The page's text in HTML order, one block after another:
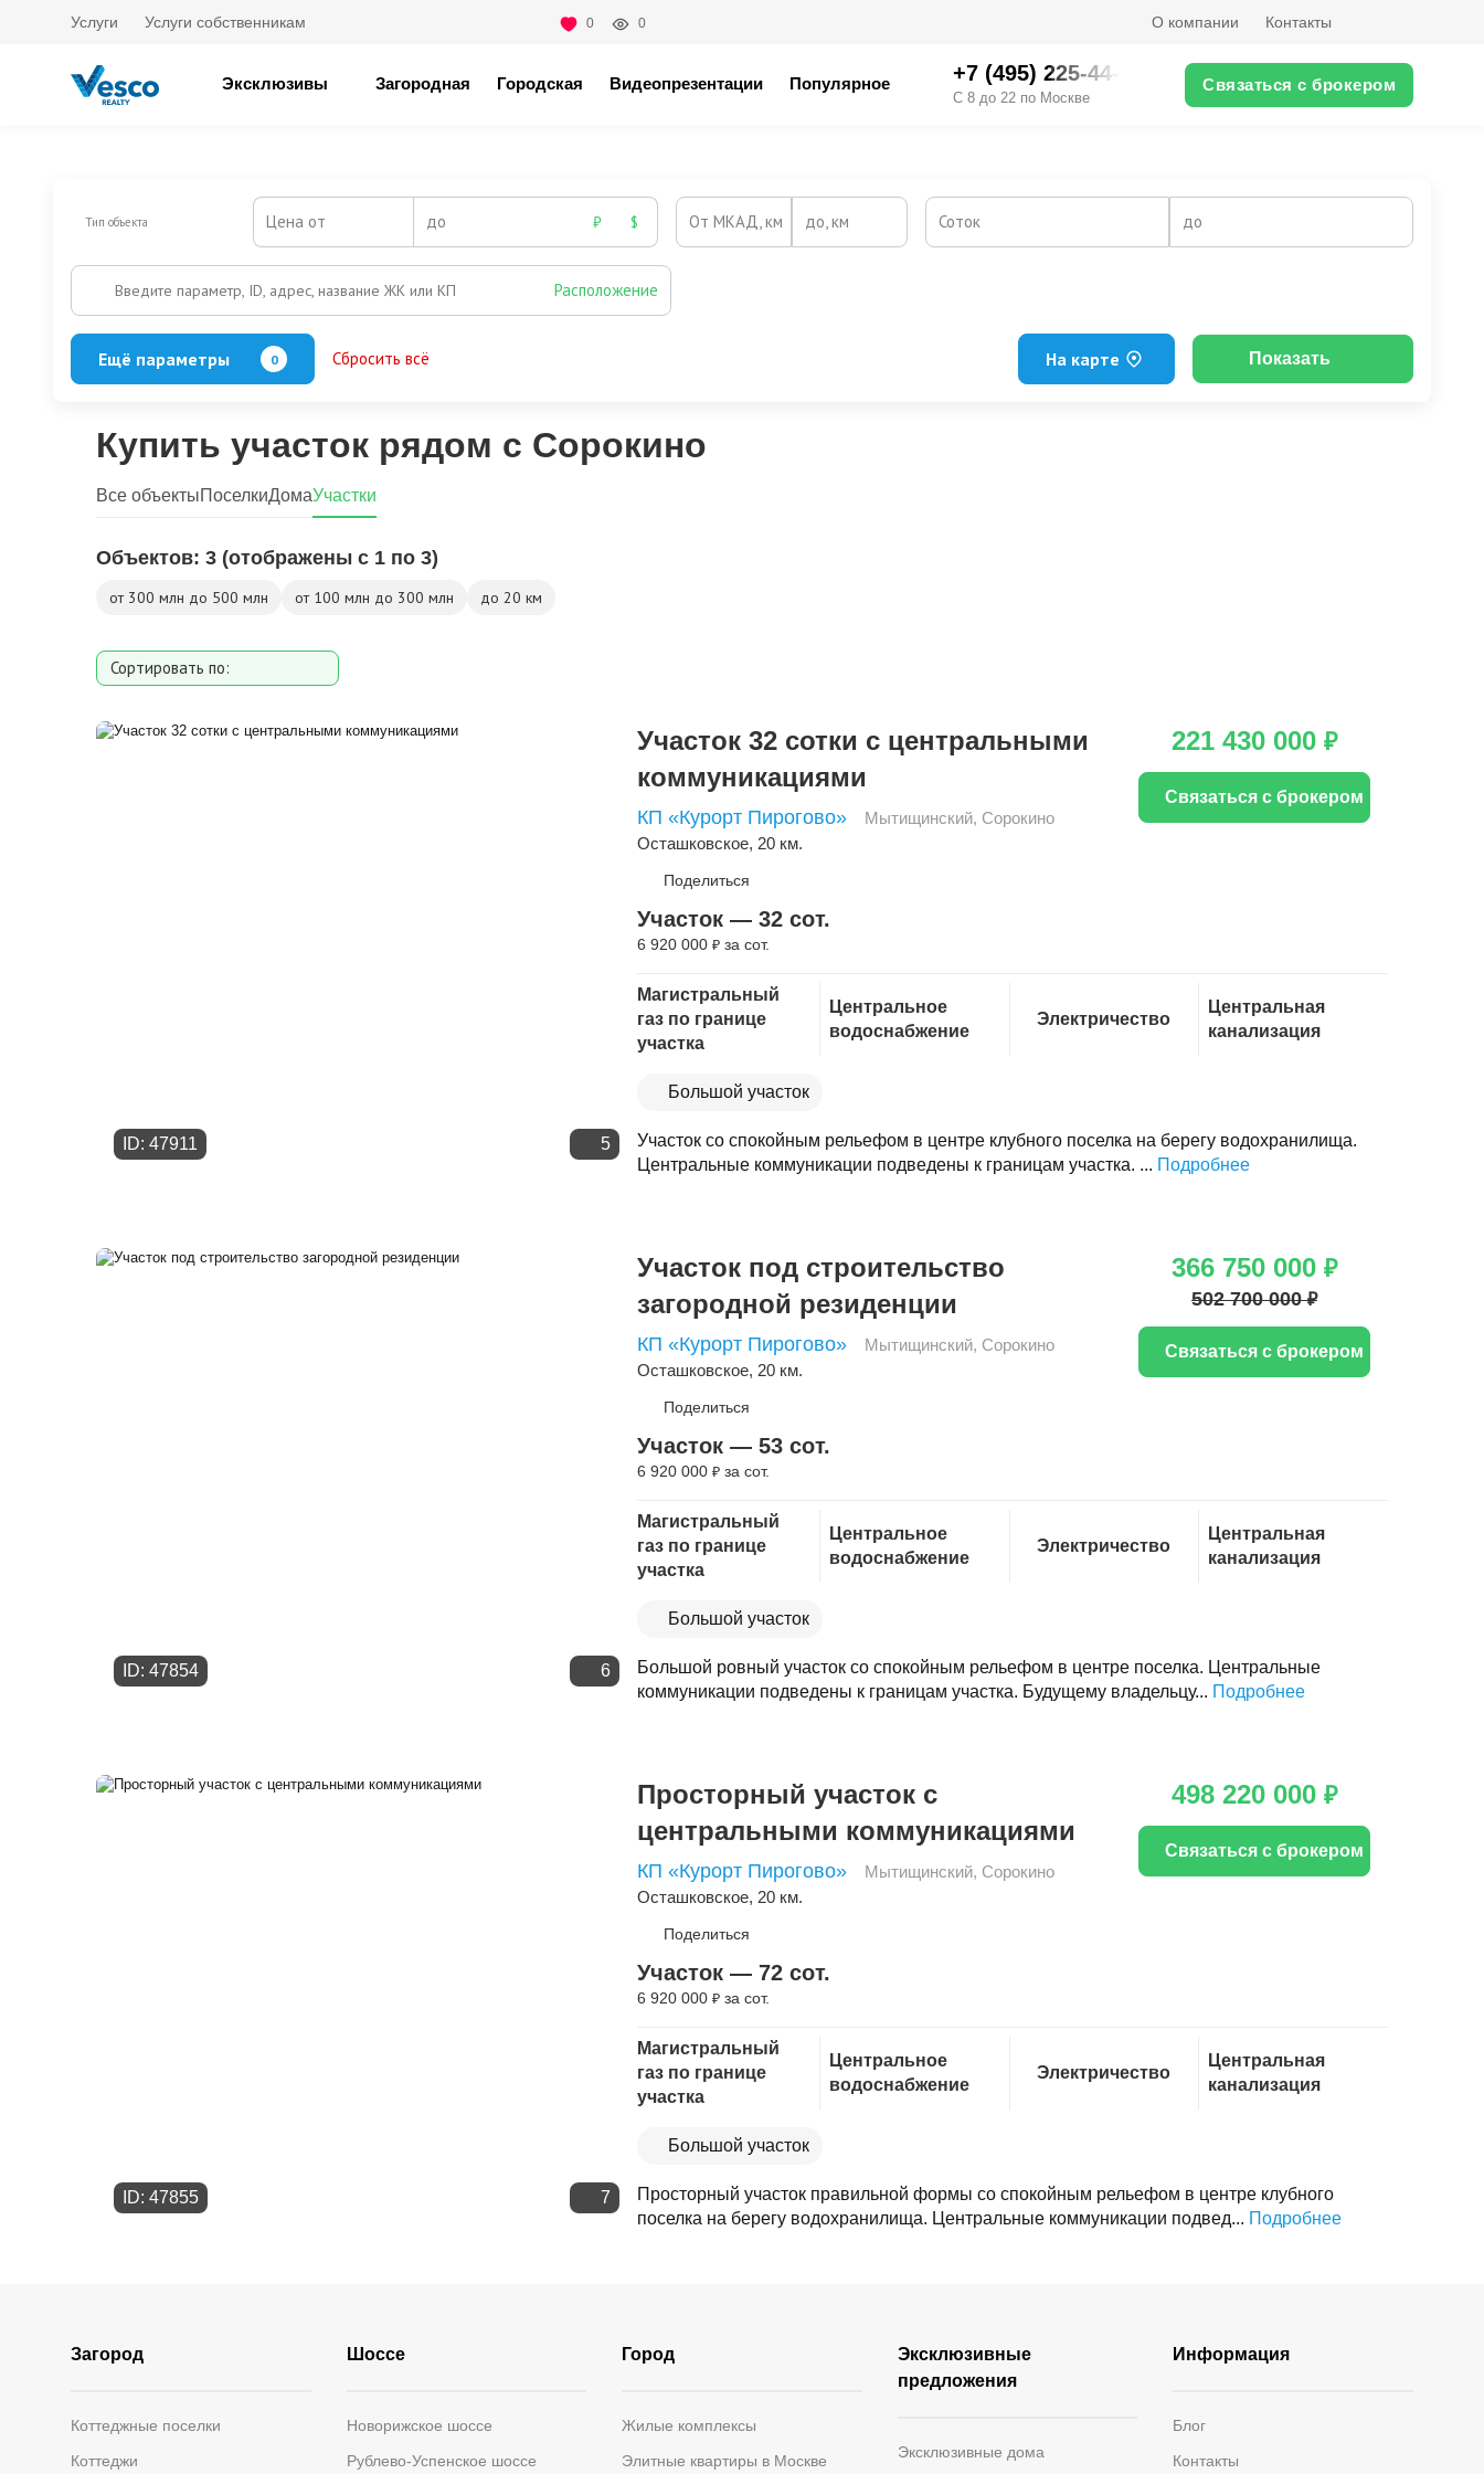
Услуги Услуги собственникам 0 0 О компании Контакты
Эксклюзивы Загородная Городская Видеопрезентации Популярное +7 (495) 225-44-XX
С 8 до 22 по Москве
Связаться с брокером
Тип объекта Цена от до ₽ $ От МКАД, км до, км Соток до
Введите параметр, ID, адрес, название ЖК или КП Расположение
Ещё параметры 0 Сбросить всё На карте Показать
Охрана
Купить участок рядом с Сорокино
Объектов: 3 (отображены с 1 по 3)
Все объектыПоселкиДомаУчастки
от 300 млн до 500 млн от 100 млн до 300 млн до 20 км
Сортировать по:
Расстоянию от МКАД
ID: 47911 5
Участок 32 сотки с центральными
коммуникациями
КП «Курорт Пирогово» Мытищинский, Сорокино
Осташковское, 20 км.
Поделиться
Участок — 32 сот.
6 920 000 ₽ за сот.
Магистральный
газ по границе
участка
Центральное
водоснабжение
Электричество
Центральная
канализация
Большой участок
Участок со спокойным рельефом в центре клубного поселка на берегу водохранилища.
Центральные коммуникации подведены к границам участка. ... Подробнее
221 430 000 ₽
Связаться с брокером
ID: 47854 6
Участок под строительство
загородной резиденции
КП «Курорт Пирогово» Мытищинский, Сорокино
Осташковское, 20 км.
Поделиться
Участок — 53 сот.
6 920 000 ₽ за сот.
Магистральный
газ по границе
участка
Центральное
водоснабжение
Электричество
Центральная
канализация
Большой участок
Большой ровный участок со спокойным рельефом в центре поселка. Центральные
коммуникации подведены к границам участка. Будущему владельцу... Подробнее
366 750 000 ₽
502 700 000 ₽
Связаться с брокером
ID: 47855 7
Просторный участок с
центральными коммуникациями
КП «Курорт Пирогово» Мытищинский, Сорокино
Осташковское, 20 км.
Поделиться
Участок — 72 сот.
6 920 000 ₽ за сот.
Магистральный
газ по границе
участка
Центральное
водоснабжение
Электричество
Центральная
канализация
Большой участок
Просторный участок правильной формы со спокойным рельефом в центре клубного
поселка на берегу водохранилища. Центральные коммуникации подвед... Подробнее
498 220 000 ₽
Связаться с брокером
Загород
Коттеджные поселки
Коттеджи
Шоссе
Новорижское шоссе
Рублево-Успенское шоссе
Город
Жилые комплексы
Элитные квартиры в Москве
Эксклюзивные
предложения
Эксклюзивные дома
Информация
Блог
Контакты